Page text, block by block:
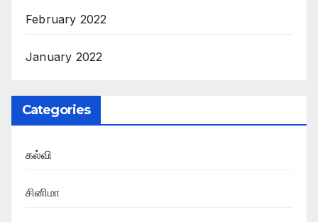
February 2022
January 2022
Categories
கல்வி
சினிமா